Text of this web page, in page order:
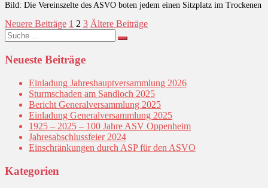
Bild: Die Vereinszelte des ASVO boten jedem einen Sitzplatz im Trockenen
Seitennummerierung
der
Beiträge
Neuere Beiträge 1 2 3 Ältere Beiträge
Suche
nach:
Neueste Beiträge
Einladung Jahreshauptversammlung 2026
Sturmschaden am Sandloch 2025
Bericht Generalversammlung 2025
Einladung Generalversammlung 2025
1925 – 2025 – 100 Jahre ASV Oppenheim
Jahresabschlussfeier 2024
Einschränkungen durch ASP für den ASVO
Kategorien